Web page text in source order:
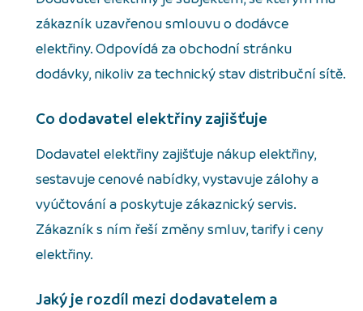
zákazník uzavřenou smlouvu o dodávce
elektřiny. Odpovídá za obchodní stránku
dodávky, nikoliv za technický stav distribuční sítě.
Co dodavatel elektřiny zajišťuje
Dodavatel elektřiny zajišťuje nákup elektřiny,
sestavuje cenové nabídky, vystavuje zálohy a
vyúčtování a poskytuje zákaznický servis.
Zákazník s ním řeší změny smluv, tarify i ceny
elektřiny.
Jaký je rozdíl mezi dodavatelem a